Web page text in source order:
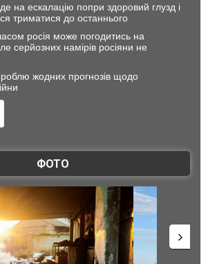
на ескалацію попри здоровий глузд і
триматися до останнього
росія може погодитись на
серйозних намірів росіяни не
жодних прогнозів щодо
ФОТО